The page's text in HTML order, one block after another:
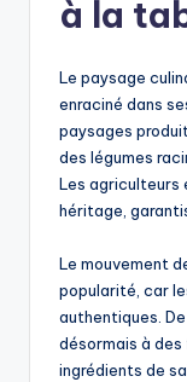
à la
Le paysage
enraciné dans
paysages
des légumes
Les agriculteurs
héritage,
Le mouvement
popularité, car
authentiques.
désormais à
ingrédients de